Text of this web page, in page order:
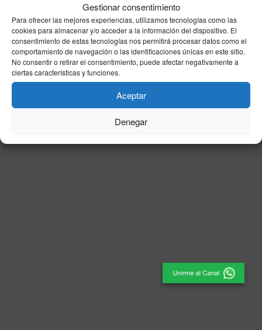
Gestionar consentimiento
Para ofrecer las mejores experiencias, utilizamos tecnologías como las
cookies para almacenar y/o acceder a la información del dispositivo. El
consentimiento de estas tecnologías nos permitirá procesar datos como el
comportamiento de navegación o las identificaciones únicas en este sitio.
No consentir o retirar el consentimiento, puede afectar negativamente a
ciertas características y funciones.
Aceptar
Denegar
Contacta Publicidad Aviso Legal
Política de privacidad
Política de cookies
Unpu Group Solutions SL
El Periódico de Ceuta- Medio de Comunicación